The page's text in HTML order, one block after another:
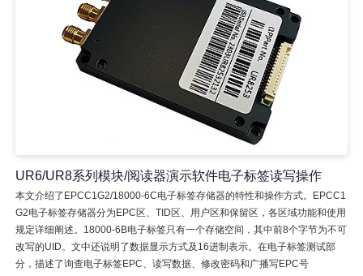
UR6/UR8系列模块/阅读器演示软件电子标签读写操作
本文介绍了EPCC1G2/18000-6C电子标签存储器的特性和操作方式。EPCC1
G2电子标签存储器分为EPC区、TID区、用户区和保留区，各区域功能和使用
规定详细阐述。18000-6B电子标签只有一个存储空间，其中前8个字节为不可
改写的UID。文中还说明了数据显示方式及16进制表示。在电子标签测试部
分，描述了询查电子标签EPC、读写数据、修改密码和广播写EPC号